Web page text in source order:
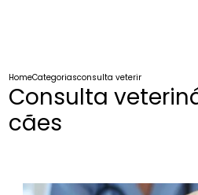
HomeCategoriasconsulta veterinaria caes
Consulta
cães